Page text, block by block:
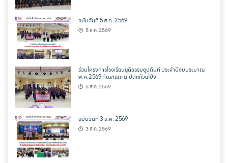
ฉบับวันที่ 5 ส.ค. 2569
5 ส.ค. 2569
ร่วมโครงการโรงเรียนยุติธรรมอุปถัมภ์ ประจำปีงบประมาณ
พ.ศ.2569 ทัณฑสถานเปิดหห้วยโป่ง
5 ส.ค. 2569
ฉบับวันที่ 3 ส.ค. 2569
3 ส.ค. 2569